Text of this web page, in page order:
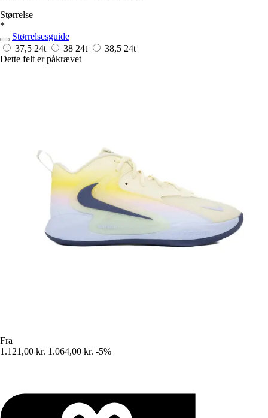
Størrelse
*
Størrelsesguide
37,5 24t 38 24t 38,5 24t
Dette felt er påkrævet
Fra
1.121,00 kr. 1.064,00 kr. -5%